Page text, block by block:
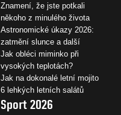
Znamení, že jste potkali
někoho z minulého života
Astronomické úkazy 2026:
zatmění slunce a další
Jak obléci miminko při
vysokých teplotách?
Jak na dokonalé letní mojito
6 lehkých letních salátů
Sport 2026